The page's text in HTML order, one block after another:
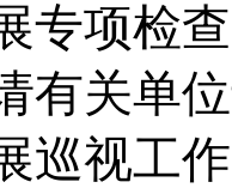
专项检
有关单
巡视工